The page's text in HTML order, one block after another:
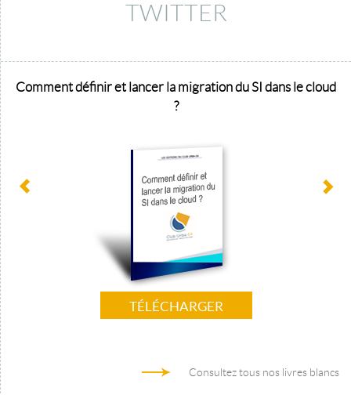
TWITTER
Comment définir et lancer la migration du SI dans le cloud
?
TÉLÉCHARGER
Consultez tous nos livres blancs